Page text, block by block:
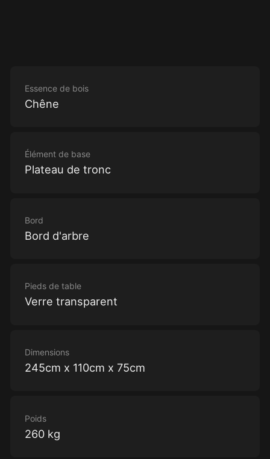
Essence de bois
Chêne
Élément de base
Plateau de tronc
Bord
Bord d'arbre
Pieds de table
Verre transparent
Dimensions
245cm x 110cm x 75cm
Poids
260 kg